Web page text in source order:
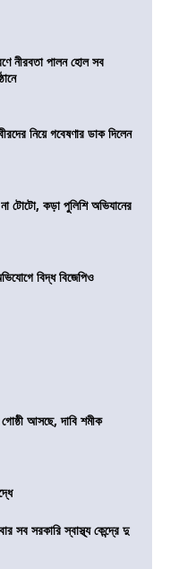
নীরবতা পালন হোল সব
নিয়ে গবেষণার ডাক দিলেন
টোটো, কড়া পুলিশি অভিযানের
বিদ্ধ বিজেপিও
গোষ্ঠী আসছে, দাবি শমীক
সব সরকারি স্বাস্থ্য কেন্দ্রে দু